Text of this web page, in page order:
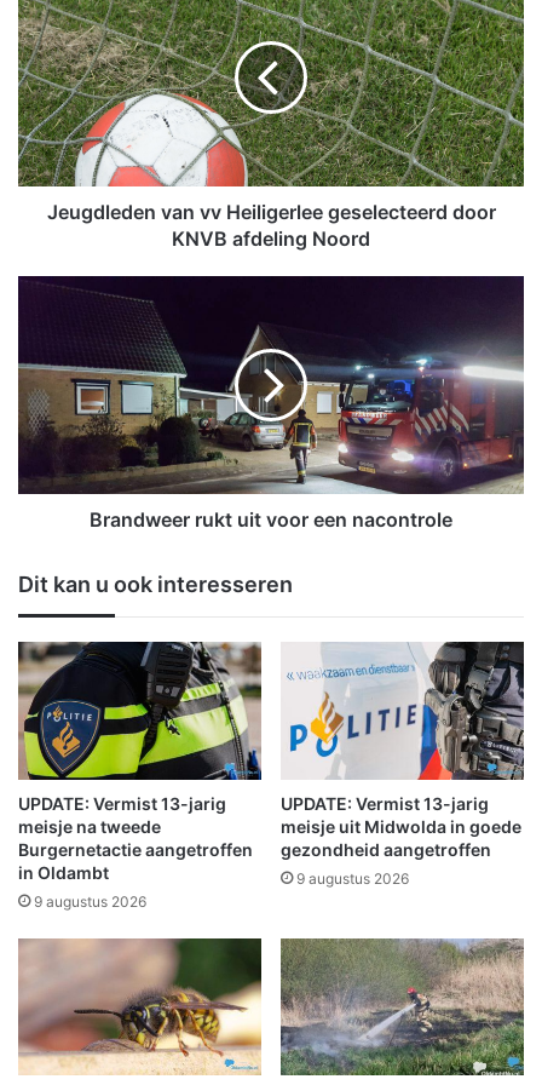
e
u
g
d
l
e
d
e
n
H
i
l
g
e
e
g
e
s
e
l
e
c
t
e
e
r
d
K
N
Jeugdleden van vv Heiligerlee geselecteerd door
KNVB afdeling Noord
B
n
w
e
r
t
u
i
t
v
o
o
e
e
n
n
a
o
t
o
l
Brandweer rukt uit voor een nacontrole
Dit kan u ook interesseren
UPDATE: Vermist 13-jarig
meisje na tweede
Burgernetactie aangetroffen
in Oldambt
9 augustus 2026
UPDATE: Vermist 13-jarig
meisje uit Midwolda in goede
gezondheid aangetroffen
9 augustus 2026